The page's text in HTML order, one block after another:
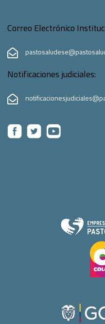
Correo Electrónico
Notificaciones judiciales: